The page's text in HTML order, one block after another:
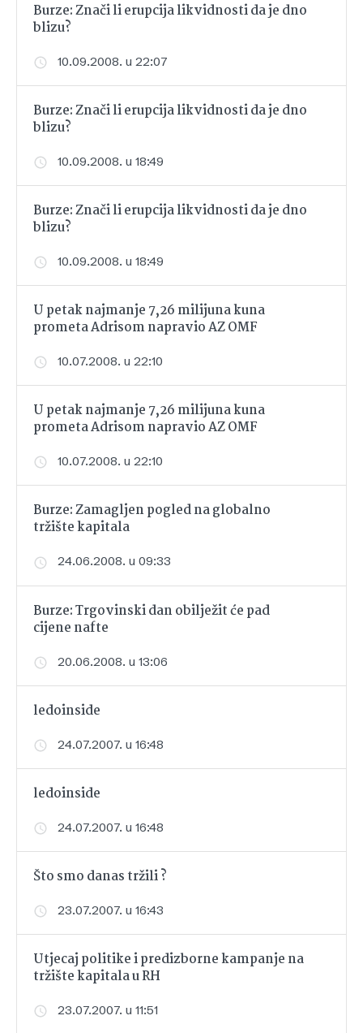
Burze: Znači li erupcija likvidnosti da je dno
blizu?
10.09.2008. u 22:07
Burze: Znači li erupcija likvidnosti da je dno
blizu?
10.09.2008. u 18:49
Burze: Znači li erupcija likvidnosti da je dno
blizu?
10.09.2008. u 18:49
U petak najmanje 7,26 milijuna kuna
prometa Adrisom napravio AZ OMF
10.07.2008. u 22:10
U petak najmanje 7,26 milijuna kuna
prometa Adrisom napravio AZ OMF
10.07.2008. u 22:10
Burze: Zamagljen pogled na globalno
tržište kapitala
24.06.2008. u 09:33
Burze: Trgovinski dan obilježit će pad
cijene nafte
20.06.2008. u 13:06
ledoinside
24.07.2007. u 16:48
ledoinside
24.07.2007. u 16:48
Što smo danas tržili ?
23.07.2007. u 16:43
Utjecaj politike i predizborne kampanje na
tržište kapitala u RH
23.07.2007. u 11:51